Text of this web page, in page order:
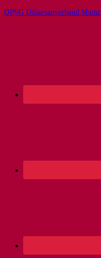
DPSG Diözesanverband Mainz